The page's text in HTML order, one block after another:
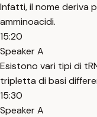
Infatti, il nome deriva
amminoacidi.
15:20
Speaker A
Esistono vari tipi di
tripletta di basi
15:30
Speaker A